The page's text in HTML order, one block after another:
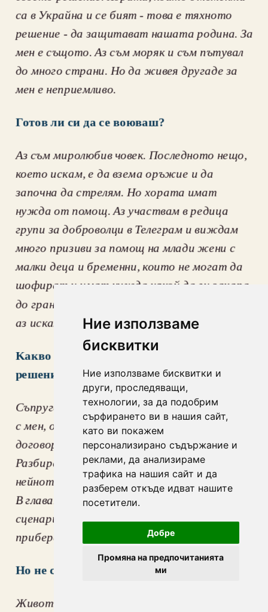
Ние използваме
бисквитки
Ние използваме бисквитки и
други, проследяващи,
технологии, за да подобрим
сърфирането ви в нашия сайт,
като ви покажем
персонализирано съдържание и
реклами, да анализираме
трафика на нашия сайт и да
разберем откъде идват нашите
посетители.
Добре
Промяна на предпочитанията
ми
са в Украйна и се бият - това е тяхното
решение - да защитават нашата родина. За
мен е същото. Аз съм моряк и съм пътувал
до много страни. Но да живея другаде за
мен е неприемливо.
Готов ли си да се воюваш?
Aз съм миролюбив човек. Последното нещо,
което искам, е да взема оръжие и да
започна да стрелям. Но хората имат
нужда от помощ. Аз участвам в редица
групи за доброволци в Телеграм и виждам
много призиви за помощ на млади жени с
малки деца и бременни, които не могат да
шофират и имат нужда някой да ги закара
до границата. Те имат нужда от помощ. И
аз искам да им помогна.
Kакво мисли семейство ти за твоето
решение?
Съпругата ми е много ядосана. Тя не говори
с мен, откакто ѝ казах, че съм прекратил
договора си и се връщам в Украйна.
Разбирам я - страхува се за моя живот, за
нейното бъдеще…Разбирам всички рискове.
В главата си съм разиграл всеки възможен
сценарий, но това е моето решение - да се
прибера вкъщи.
Но не се ли страхуваш и ти за живота си?
Животът е живот - уплашен съм. Но по-